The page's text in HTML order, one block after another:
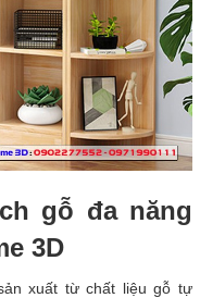
gỗ đa năng
3D
xuất từ chất liệu gỗ tự